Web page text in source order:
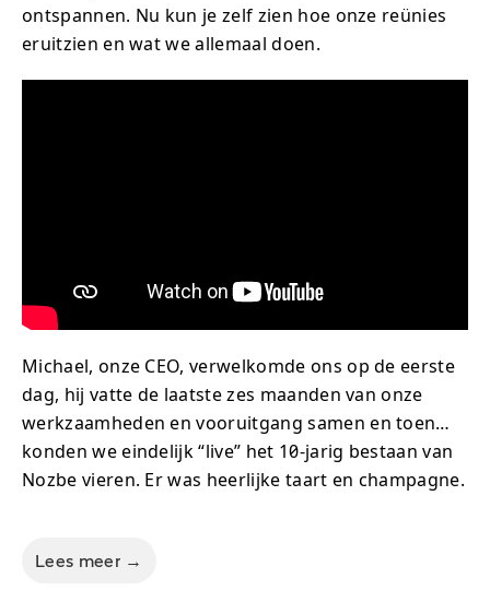
ontspannen. Nu kun je zelf zien hoe onze reünies
eruitzien en wat we allemaal doen.
Michael, onze CEO, verwelkomde ons op de eerste
dag, hij vatte de laatste zes maanden van onze
werkzaamheden en vooruitgang samen en toen…
konden we eindelijk “live” het 10-jarig bestaan van
Nozbe vieren. Er was heerlijke taart en champagne.
Lees meer →